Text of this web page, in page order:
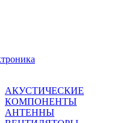
АКУСТИЧЕСКИЕ
КОМПОНЕНТЫ
АНТЕННЫ